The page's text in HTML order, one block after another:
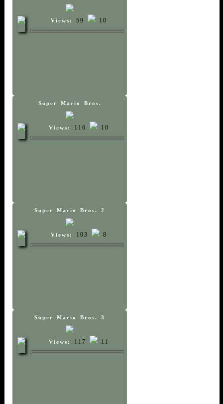
Views: 59 10
Super Mario Bros.
Views: 116 10
Super Mario Bros. 2
Views: 103 8
Super Mario Bros. 3
Views: 117 11